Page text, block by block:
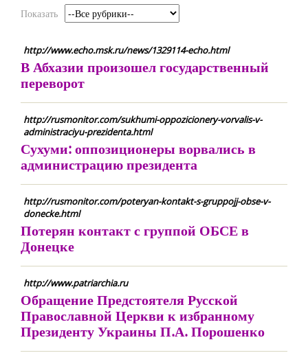
Показать
http://www.echo.msk.ru/news/1329114-echo.html
В Абхазии произошел государственный
переворот
http://rusmonitor.com/sukhumi-oppozicionery-vorvalis-v-
administraciyu-prezidenta.html
Сухуми: оппозиционеры ворвались в
администрацию президента
http://rusmonitor.com/poteryan-kontakt-s-gruppojj-obse-v-
donecke.html
Потерян контакт с группой ОБСЕ в
Донецке
http://www.patriarchia.ru
Обращение Предстоятеля Русской
Православной Церкви к избранному
Президенту Украины П.А. Порошенко